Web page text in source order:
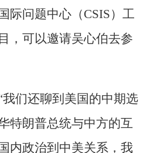
际问题中心（CSIS）工
，可以邀请吴心伯去参
我们还聊到美国的中期选
特朗普总统与中方的互
内政治到中美关系，我